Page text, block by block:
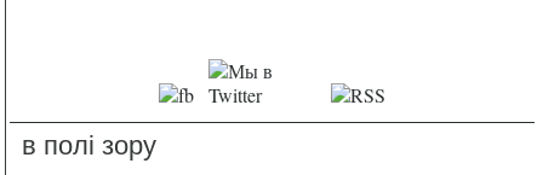
в полі зору